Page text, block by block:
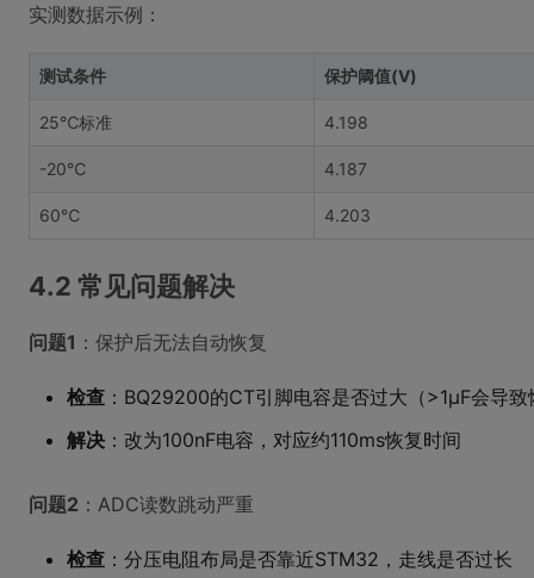
实测数据示例：
测试条件 保护阈值(V)
25℃标准 4.198
-20℃ 4.187
60℃ 4.203
4.2 常见问题解决
问题1 ：保护后无法自动恢复
检查 ：BQ29200的CT引脚电容是否过大（>1μF会导
解决 ：改为100nF电容，对应约110ms恢复时间
问题2 ：ADC读数跳动严重
检查 ：分压电阻布局是否靠近STM32，走线是否过长